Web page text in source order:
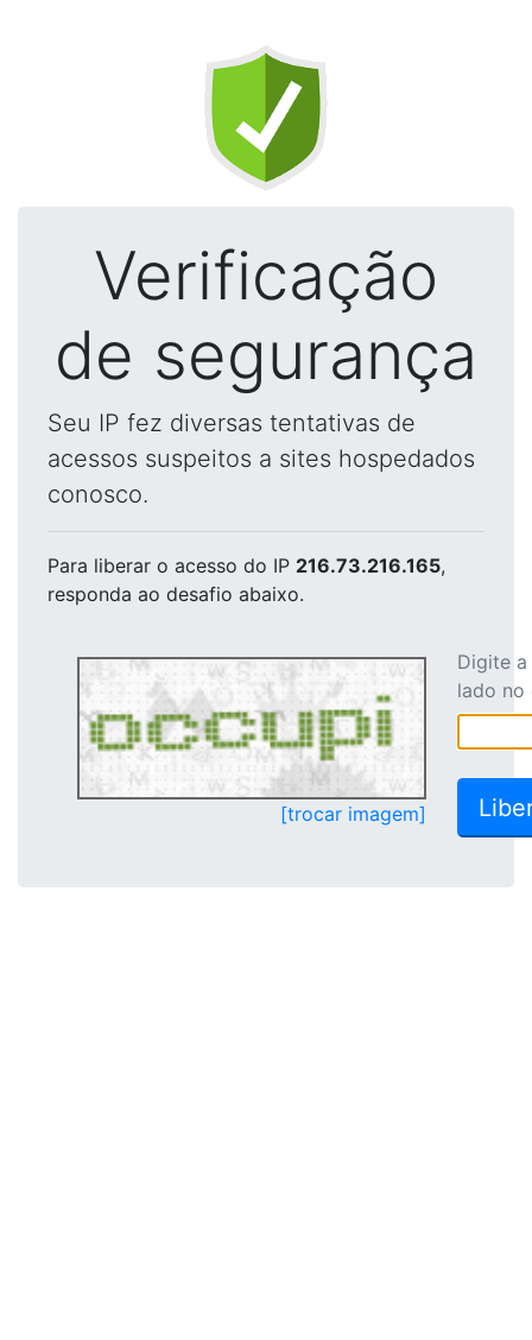
Verificação
de segurança
Seu IP fez diversas tentativas de
acessos suspeitos a sites hospedados
conosco.
Para liberar o acesso do IP 216.73.216.165,
responda ao desafio abaixo.
[trocar imagem]
Digite
lado no